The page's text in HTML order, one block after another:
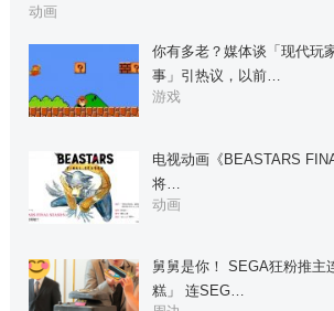
动画
你有多老？媒体谈「现代玩
事」引热议，以前…
游戏
电视动画《BEASTARS
将…
动画
舅舅是你！ SEGA狂粉推主
糕」 连SEG…